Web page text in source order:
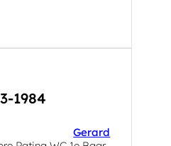
1984
Gerard